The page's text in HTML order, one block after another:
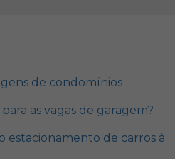
de condomínios
as vagas de garagem?
estacionamento de carros à